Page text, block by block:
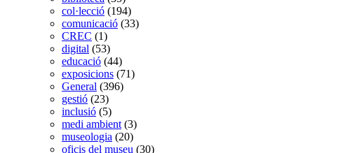
col·lecció (194)
comunicació (33)
CREC (1)
digital (53)
educació (44)
exposicions (71)
General (396)
gestió (23)
inclusió (5)
medi ambient (3)
museologia (20)
oficis del museu (30)